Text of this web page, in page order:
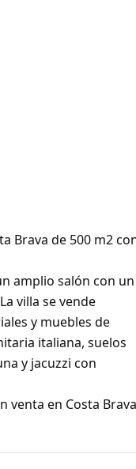
Brava de 500 m2
amplio salón con un
villa se vende
y muebles de
italiana, suelos
y jacuzzi con
venta en Costa Brava